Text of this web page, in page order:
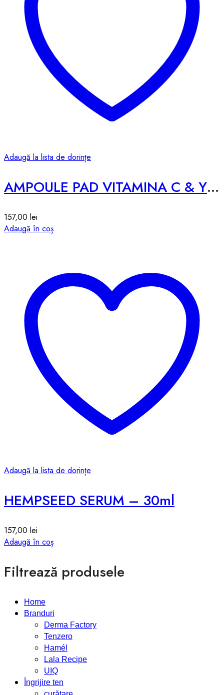
Adaugă la lista de dorințe
AMPOULE PAD VITAMINA C & YUZU (80PCS) – 267g
157,00 lei
Adaugă în coș
Adaugă la lista de dorințe
HEMPSEED SERUM – 30ml
157,00 lei
Adaugă în coș
Filtrează produsele
Home
Branduri
Derma Factory
Tenzero
Hamél
Lala Recipe
UIQ
Îngrijire ten